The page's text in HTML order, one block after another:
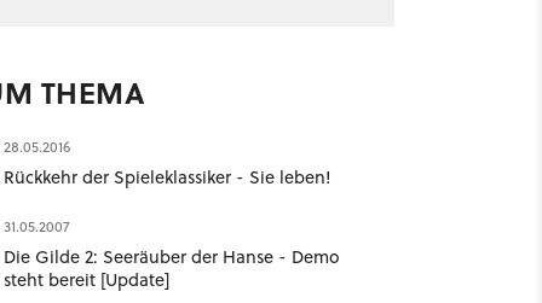
THEMA
28.05.2016
Rückkehr der Spieleklassiker - Sie leben!
31.05.2007
Die Gilde 2: Seeräuber der Hanse - Demo
steht bereit [Update]